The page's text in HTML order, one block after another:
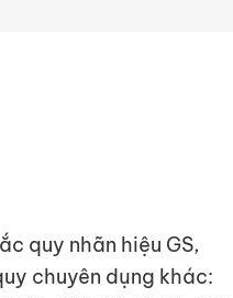
quy nhãn hiệu GS,
chuyên dụng khác: